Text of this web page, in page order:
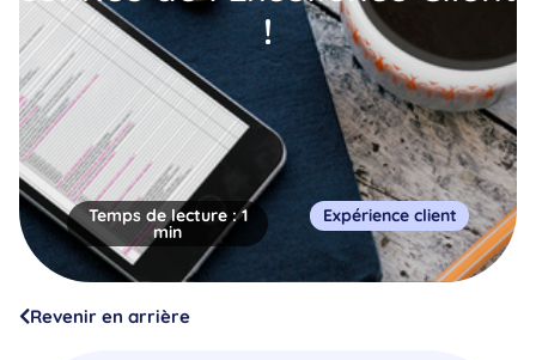
!
Temps de lecture :1
min
Expérience client
Revenir en arrière